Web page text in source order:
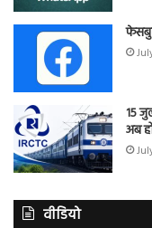
15
अब
वीडियो